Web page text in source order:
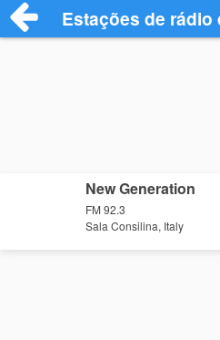
Estações de rádio
New Generation
FM 92.3
Sala Consilina, Italy